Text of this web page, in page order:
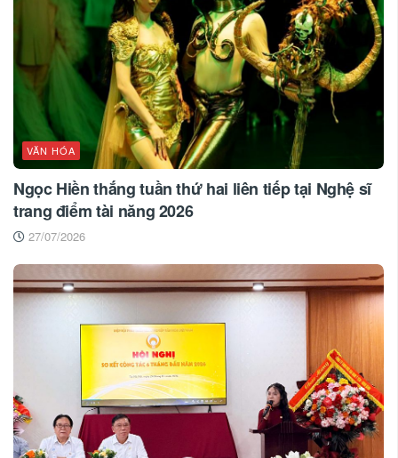
VĂN HÓA
Ngọc Hiền thắng tuần thứ hai liên tiếp tại Nghệ sĩ
trang điểm tài năng 2026
27/07/2026